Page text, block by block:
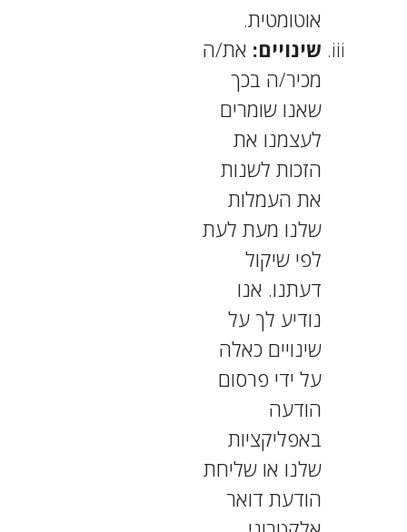
אוטומטית.
שינויים: את/ה
מכיר/ה בכך
שאנו שומרים
לעצמנו את
הזכות לשנות
את העמלות
שלנו מעת לעת
לפי שיקול
דעתנו. אנו
נודיע לך על
שינויים כאלה
על ידי פרסום
הודעה
באפליקציות
שלנו או שליחת
הודעת דואר